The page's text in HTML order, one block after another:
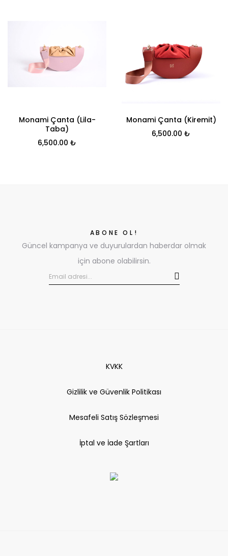
Monami Çanta (Lila-
Taba)
6,500.00 ₺
Monami Çanta (Kiremit)
6,500.00 ₺
ABONE OL!
Güncel kampanya ve duyurulardan haberdar olmak
için abone olabilirsin.
KVKK
Gizlilik ve Güvenlik Politikası
Mesafeli Satış Sözleşmesi
İptal ve İade Şartları